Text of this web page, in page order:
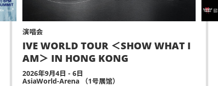
演唱会
IVE WORLD TOUR ＜SHOW WHAT I
AM＞ IN HONG KONG
2026年9月4日 - 6日
AsiaWorld-Arena （1号展馆）